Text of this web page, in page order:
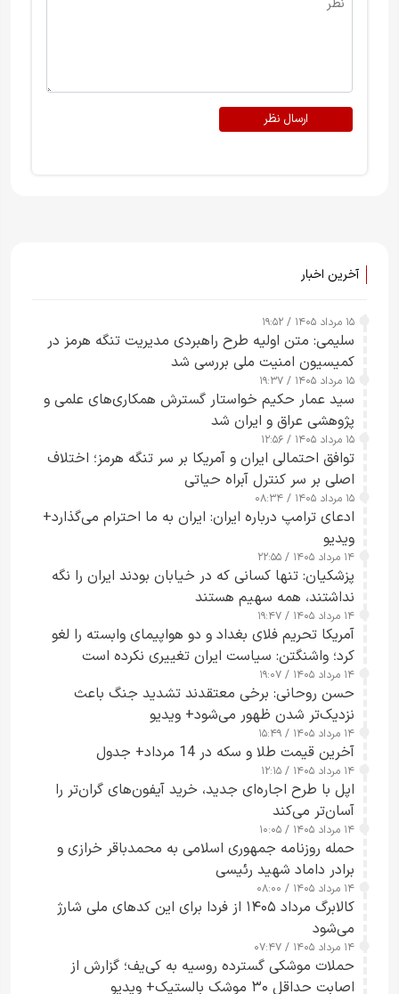
ارسال نظر
آخرین اخبار
۱۵ مرداد ۱۴۰۵ / ۱۹:۵۲
سلیمی: متن اولیه طرح راهبردی مدیریت تنگه هرمز در
کمیسیون امنیت ملی بررسی شد
۱۵ مرداد ۱۴۰۵ / ۱۹:۳۷
سید عمار حکیم خواستار گسترش همکاری‌های علمی و
پژوهشی عراق و ایران شد
۱۵ مرداد ۱۴۰۵ / ۱۲:۵۶
توافق احتمالی ایران و آمریکا بر سر تنگه هرمز؛ اختلاف
اصلی بر سر کنترل آبراه حیاتی
۱۵ مرداد ۱۴۰۵ / ۰۸:۳۴
ادعای ترامپ درباره ایران: ایران به ما احترام می‌گذارد+
ویدیو
۱۴ مرداد ۱۴۰۵ / ۲۲:۵۵
پزشکیان: تنها کسانی که در خیابان بودند ایران را نگه
نداشتند، همه سهیم هستند
۱۴ مرداد ۱۴۰۵ / ۱۹:۴۷
آمریکا تحریم فلای بغداد و دو هواپیمای وابسته را لغو
کرد؛ واشنگتن: سیاست ایران تغییری نکرده است
۱۴ مرداد ۱۴۰۵ / ۱۹:۰۷
حسن روحانی: برخی معتقدند تشدید جنگ باعث
نزدیک‌تر شدن ظهور می‌شود+ ویدیو
۱۴ مرداد ۱۴۰۵ / ۱۵:۴۹
آخرین قیمت طلا و سکه در 14 مرداد+ جدول
۱۴ مرداد ۱۴۰۵ / ۱۲:۱۵
اپل با طرح اجاره‌ای جدید، خرید آیفون‌های گران‌تر را
آسان‌تر می‌کند
۱۴ مرداد ۱۴۰۵ / ۱۰:۰۵
حمله روزنامه جمهوری اسلامی به محمدباقر خرازی و
برادر داماد شهید رئیسی
۱۴ مرداد ۱۴۰۵ / ۰۸:۰۰
کالابرگ مرداد ۱۴۰۵ از فردا برای این کدهای ملی شارژ
می‌شود
۱۴ مرداد ۱۴۰۵ / ۰۷:۴۷
حملات موشکی گسترده روسیه به کی‌یف؛ گزارش از
اصابت حداقل ۳۰ موشک بالستیک+ ویدیو